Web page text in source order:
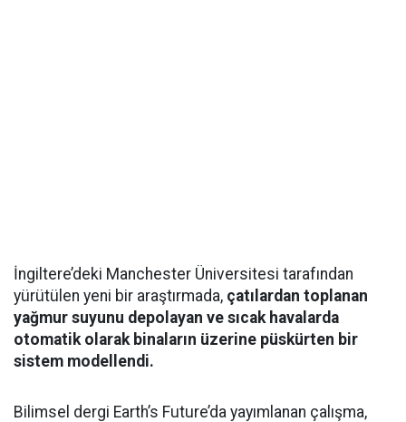
İngiltere’deki Manchester Üniversitesi tarafından
yürütülen yeni bir araştırmada, çatılardan toplanan
yağmur suyunu depolayan ve sıcak havalarda
otomatik olarak binaların üzerine püskürten bir
sistem modellendi.
Bilimsel dergi Earth’s Future’da yayımlanan çalışma,